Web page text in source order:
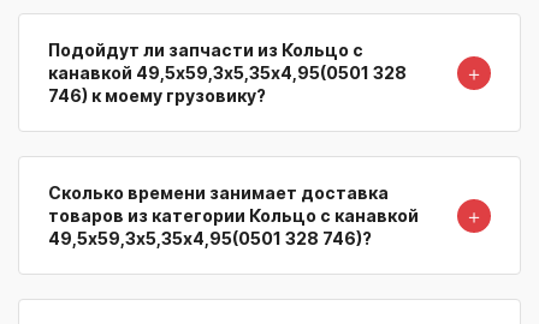
Подойдут ли запчасти из Кольцо с
канавкой 49,5х59,3х5,35х4,95(0501 328
746) к моему грузовику?
＋
Сколько времени занимает доставка
товаров из категории Кольцо с канавкой
49,5х59,3х5,35х4,95(0501 328 746)?
＋